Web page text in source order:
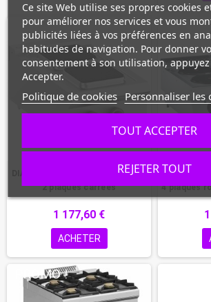
DIAMOND - Cuisinière électrique
2 plaques carrées
1 177,60 €
ACHETER
DIAMOND
4 plaques
PROMO !
Ce site Web utilise ses propres cookies
pour améliorer nos services et vous
publicités liées à vos préférences en
habitudes de navigation. Pour donner
consentement à son utilisation,
Accepter.
Politique de cookies Personnaliser les
REJETER TOUT
TOUT ACCEPTER